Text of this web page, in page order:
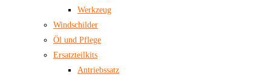
Werkzeug
Windschilder
Öl und Pflege
Ersatzteilkits
Antriebssatz